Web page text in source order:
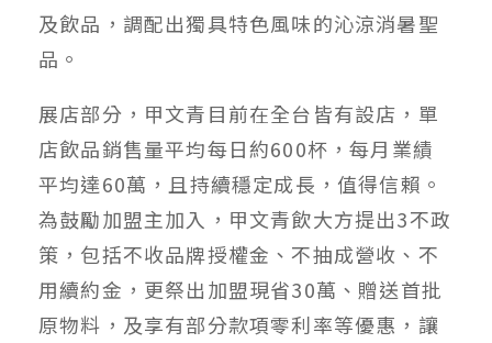
及飲品，調配出獨具特色風味的沁涼消暑聖
品。
展店部分，甲文青目前在全台皆有設店，單
店飲品銷售量平均每日約600杯，每月業績
平均達60萬，且持續穩定成長，值得信賴。
為鼓勵加盟主加入，甲文青飲大方提出3不政
策，包括不收品牌授權金、不抽成營收、不
用續約金，更祭出加盟現省30萬、贈送首批
原物料，及享有部分款項零利率等優惠，讓